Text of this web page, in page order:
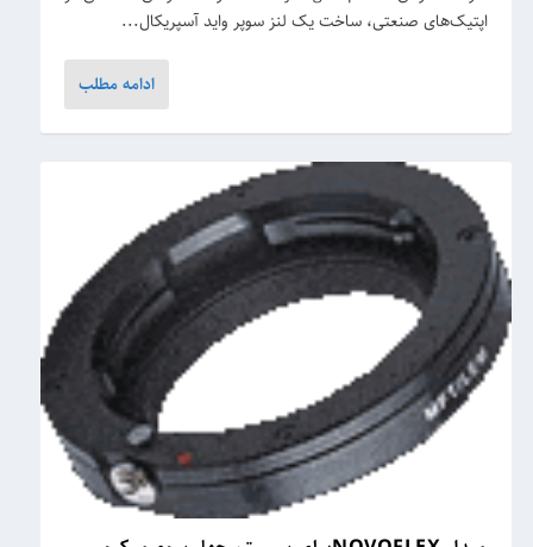
اپتیک‌های صنعتی، ساخت یک لنز سوپر واید آسپریکال...
ادامه مطلب